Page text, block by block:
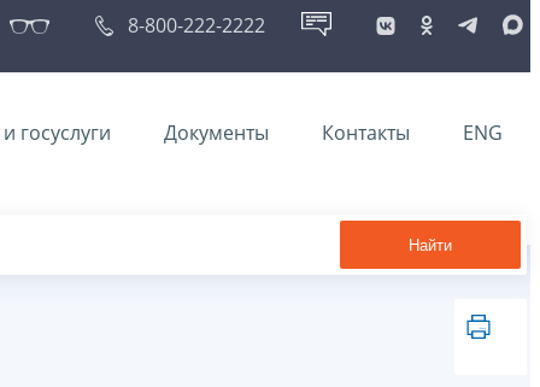
8-800-222-2222
госуслуги Документы Контакты ENG
Найти